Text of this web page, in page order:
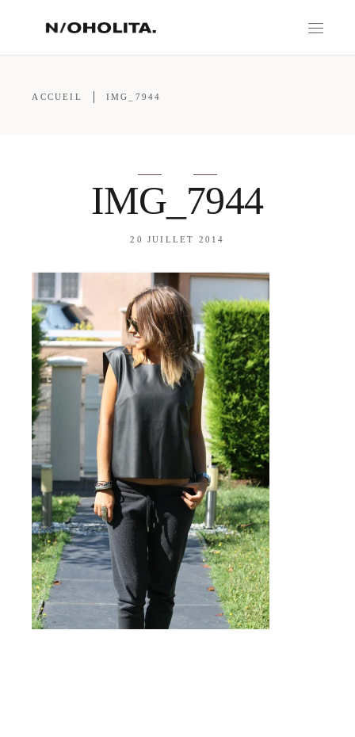
ACCUEIL IMG_7944
IMG_7944
20 JUILLET 2014